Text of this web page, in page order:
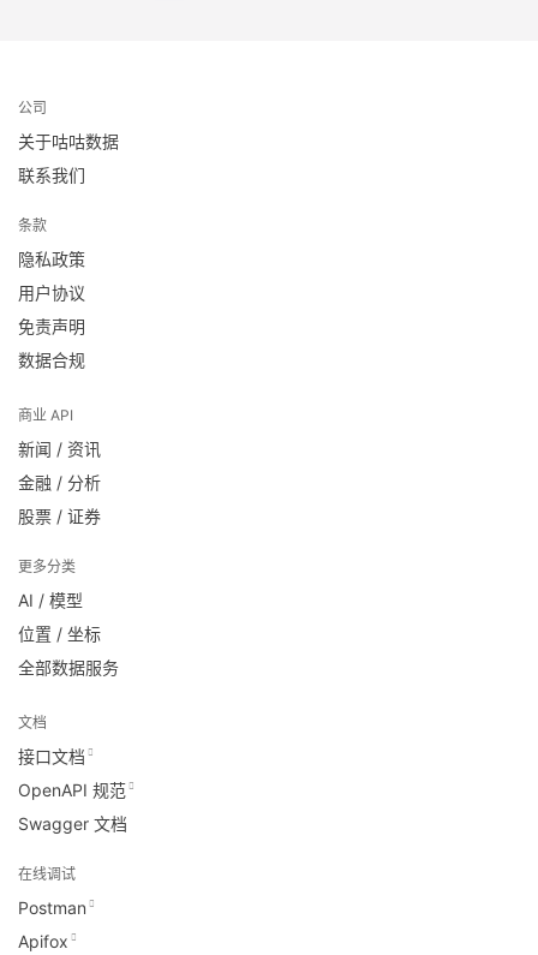
公司
关于咕咕数据
联系我们
条款
隐私政策
用户协议
免责声明
数据合规
商业 API
新闻 / 资讯
金融 / 分析
股票 / 证券
更多分类
AI / 模型
位置 / 坐标
全部数据服务
文档
接口文档
OpenAPI 规范
Swagger 文档
在线调试
Postman
Apifox